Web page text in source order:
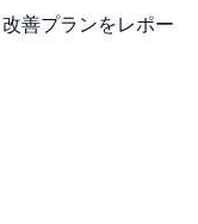
善プランをレポー